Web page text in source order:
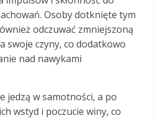
Osoby dotknięte tym
odczuwać zmniejszoną
swoje czyny, co dodatkowo
nad nawykami
jedzą w samotności, a po
wstyd i poczucie winy, co